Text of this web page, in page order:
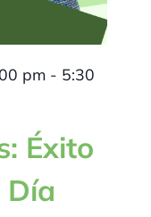
pm- 5:30
Éxito
Día